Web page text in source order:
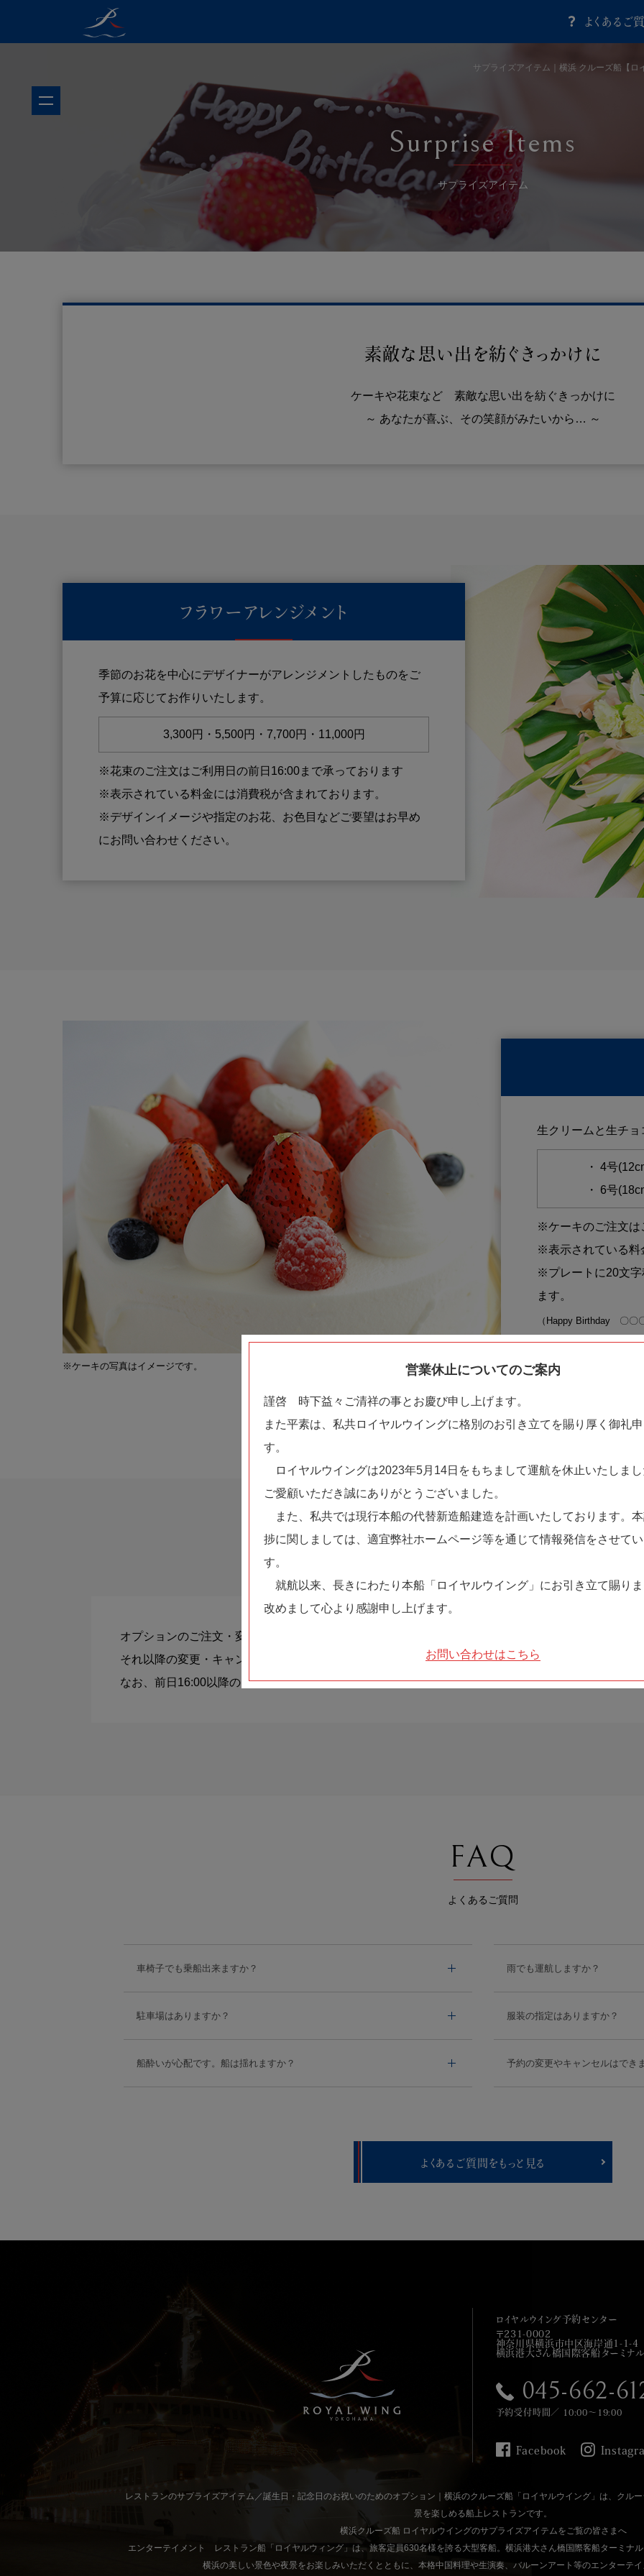
よくあるご
営業休止についてのご案内
謹啓 時下益々ご清祥の事とお慶び申し上げます。
また平素は、私共ロイヤルウイングに格別のお引き立てを賜り厚く御礼
す。
ロイヤルウイングは2023年5月14日をもちまして運航を休止いたしま
ご愛顧いただき誠にありがとうございました。
また、私共では現行本船の代替新造船建造を計画いたしております。
捗に関しましては、適宜弊社ホームページ等を通じて情報発信をさせて
す。
就航以来、長きにわたり本船「ロイヤルウイング」にお引き立て賜り
改めまして心より感謝申し上げます。
お問い合わせはこちら
サプライズアイテム｜横浜 クルーズ船【
Surprise Items
サプライズアイテム
素敵な思い出を紡ぐきっかけに
ケーキや花束など 素敵な思い出を紡ぐきっかけに
～ あなたが喜ぶ、その笑顔がみたいから… ～
フラワーアレンジメント
季節のお花を中心にデザイナーがアレンジメントしたものをご
予算に応じてお作りいたします。
3,300円・5,500円・7,700円・11,000円
※花束のご注文はご利用日の前日16:00まで承っております
※表示されている料金には消費税が含まれております。
※デザインイメージや指定のお花、お色目などご要望はお早め
にお問い合わせください。
※ケーキの写真はイメージです。
生クリームと生チ
・ 4号
・ 6号
※ケーキのご注文は
※表示されている料
※プレートに20文字
ます。
（Happy Birthday 〇〇
日おめでとう！・
ど）
ご注文・変更・キャンセルについて
オプションのご注文・変更はご利用日の前日16:00までお電話もしくはインターネットで承ります。
それ以降の変更・キャンセルはお電話にてご連絡くださいませ。
なお、前日16:00以降のキャンセルにつきましてはキャンセル料をいただきます。
FAQ
よくあるご質問
車椅子でも乗船出来ますか？
駐車場はありますか？
船酔いが心配です。船は揺れますか？
雨でも運航しますか？
服装の指定はありますか？
予約の変更やキャンセルはでき
よくあるご質問をもっと見る
ロイヤルウイング予約センター
〒231-0002
神奈川県横浜市中区海岸通1-1-4
横浜港大さん橋国際客船ターミナ
045-662-
予約受付時間／ 10:00～19:00
Facebook
レストランのサプライズアイテム／誕生日・記念日のお祝いのためのオプション｜横浜のクルーズ船「ロイヤルウイング」は、クル
景を楽しめる船上レストランです。
横浜クルーズ船 ロイヤルウイングのサプライズアイテムをご覧の皆さまへ
エンターテイメント レストラン船「ロイヤルウィング」は、旅客定員630名様を誇る大型客船。横浜港大さん橋国際客船ターミナ
横浜の美しい景色や夜景をお楽しみいただくとともに、本格中国料理や生演奏、バルーンアート等のエンターテ